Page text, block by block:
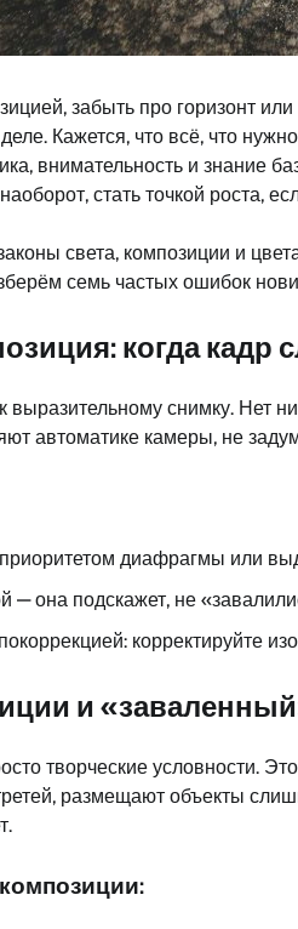
забыть про горизонт
Кажется, что всё, что
внимательность и знание
стать точкой роста,
света, композиции и
семь частых ошибок
когда
выразительному снимку. Нет
автоматике камеры, не
диафрагмы или
— она подскажет, не
корректируйте
и
творческие условности.
размещают объекты